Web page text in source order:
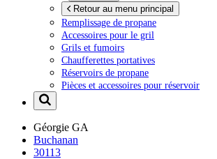
Retour au menu principal
Remplissage de propane
Accessoires pour le gril
Grils et fumoirs
Chaufferettes portatives
Réservoirs de propane
Pièces et accessoires pour réservoir
Géorgie GA
Buchanan
30113